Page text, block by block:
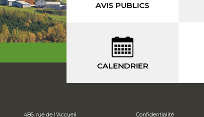
AVIS PUBLICS
CALENDRIER
486, rue de l'Accueil Confidentialité